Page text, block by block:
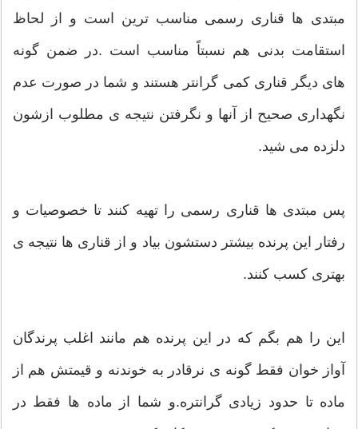
مبتدی ها قناری رسمی مناسب ترین است و از لحاظ
استقامت بدنی هم نسبتاً مناسب است .در ضمن گونه
های دیگر قناری کمی گرانتر هستند و شما در صورت عدم
نگهداری صحیح از آنها و نگرفتن نتیجه ی مطلوب ازشون
دلزده می شید.
پس مبتدی ها قناری رسمی را تهیه کنند تا خصوصیات و
رفتار این پرنده بیشتر دستشون بیاد و از قناری ها نتیجه ی
بهتری کسب کنند.
این را هم بگم که در این پرنده هم مانند اغلب پرندگان
آواز خوان فقط گونه ی نرقادر به خوندنه و قیمتش هم از
ماده تا حدود زیادی گرانتره.و شما از ماده ها فقط در